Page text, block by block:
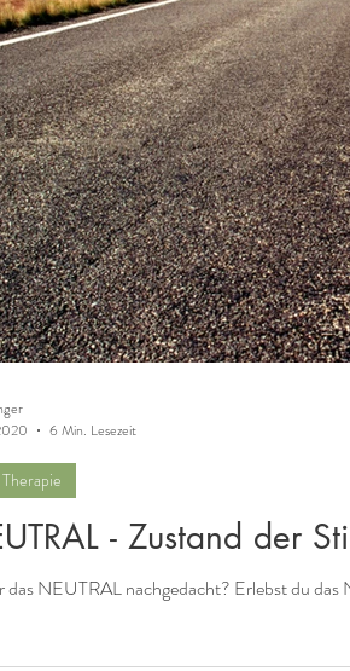
- Zustand der
das NEUTRAL nachgedacht? Erlebst du
6 Min. Lesezeit